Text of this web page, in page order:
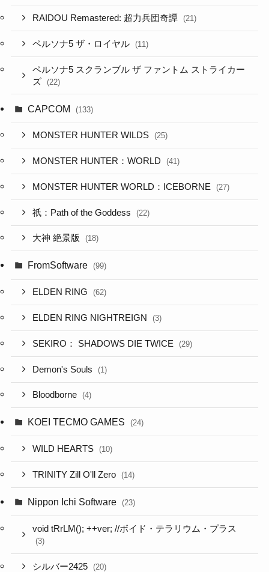
RAIDOU Remastered: 超力兵団奇譚 (21)
ペルソナ5 ザ・ロイヤル (11)
ペルソナ5 スクランブル ザ ファントム ストライカー
ズ
(22)
CAPCOM (133)
MONSTER HUNTER WILDS (25)
MONSTER HUNTER：WORLD (41)
MONSTER HUNTER WORLD：ICEBORNE (27)
祇：Path of the Goddess (22)
大神 絶景版 (18)
FromSoftware (99)
ELDEN RING (62)
ELDEN RING NIGHTREIGN (3)
SEKIRO： SHADOWS DIE TWICE (29)
Demon's Souls (1)
Bloodborne (4)
KOEI TECMO GAMES (24)
WILD HEARTS (10)
TRINITY Zill O'll Zero (14)
Nippon Ichi Software (23)
void tRrLM(); ++ver; //ボイド・テラリウム・プラス
(3)
シルバー2425 (20)